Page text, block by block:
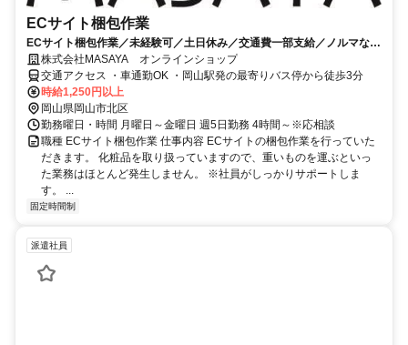
ECサイト梱包作業
ECサイト梱包作業／未経験可／土日休み／交通費一部支給／ノルマなし
／ 株式会社MASAYA オンラインショップ
交通アクセス ・車通勤OK ・岡山駅発の最寄りバス停から徒歩3分
時給1,250円以上
岡山県岡山市北区
勤務曜日・時間 月曜日～金曜日 週5日勤務 4時間～※応相談
職種 ECサイト梱包作業 仕事内容 ECサイトの梱包作業を行っていた
だきます。 化粧品を取り扱っていますので、重いものを運ぶといっ
た業務はほとんど発生しません。 ※社員がしっかりサポートしま
す。 ...
固定時間制
派遣社員